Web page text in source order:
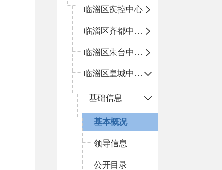
临淄区疾控中心
临淄区齐都中心卫生院
临淄区朱台中心卫生院
临淄区皇城中心卫生院
基础信息
基本概况
领导信息
公开目录